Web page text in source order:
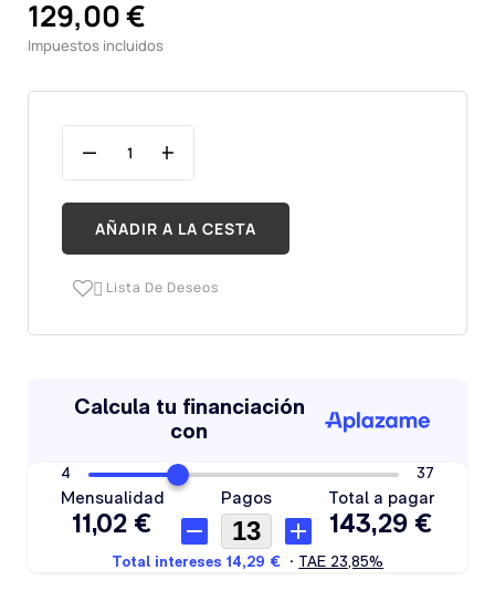
129,00 €
Impuestos incluidos
AÑADIR A LA CESTA
 Lista De Deseos